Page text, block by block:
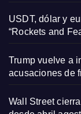
USDT, dólar y
“Rockets and
Trump vuelve a
acusaciones de
Wall Street